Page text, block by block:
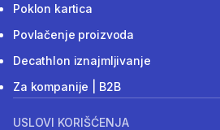
Poklon kartica
Povlačenje proizvoda
Decathlon iznajmljivanje
Za kompanije | B2B
USLOVI KORIŠĆENJA